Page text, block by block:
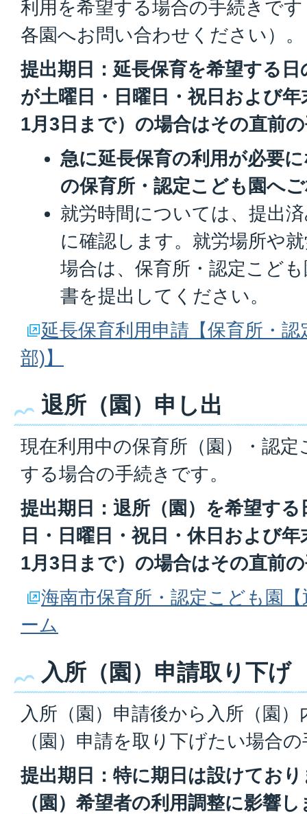
利用を希望する場合の手続きで
各園へお問い合わせください）。
提出期日：延長保育を希望する
が土曜日・日曜日・祝日および
1月3日まで）の場合はその直前
急に延長保育の利用が必要
の保育所・認定こども園へ
就労時間については、提出
に確認します。就労場所や
場合は、保育所・認定こど
書を提出してください。
延長保育利用申請【保育所・
部)】
退所（園）申し出
現在利用中の保育所（園）・認
する場合の手続きです。
提出期日：退所（園）を希望す
日・日曜日・祝日・休日および
1月3日まで）の場合はその直前
海南市保育所・認定こども園
ーム
入所（園）申請取り下げ
入所（園）申請後から入所（園
（園）申請を取り下げたい場合
提出期日：特に期日は設けてお
（園）希望者の利用調整に影響